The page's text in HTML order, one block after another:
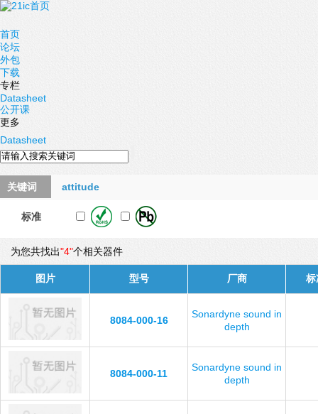
首页
论坛
外包
下载
专栏
Datasheet
公开课
更多
Datasheet
关键词 attitude
标准
为您共找出"4"个相关器件
图片 型号 厂商 标
8084-000-16
Sonardyne sound in
depth
8084-000-11
Sonardyne sound in
depth